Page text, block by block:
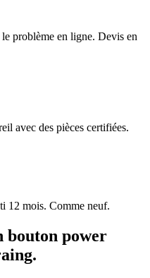
problème en ligne. Devis en
avec des pièces certifiées.
12 mois. Comme neuf.
bouton power
.